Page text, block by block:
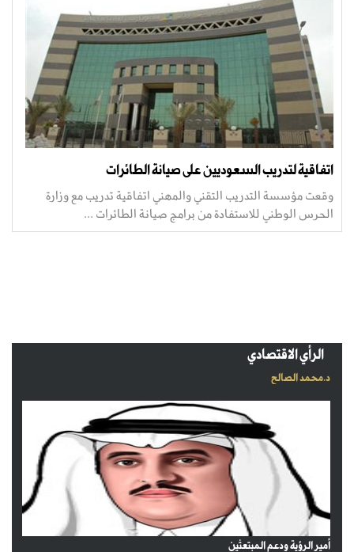
اتفاقية لتدريب السعوديين على صيانة الطائرات
وقعت مؤسسة التدريب التقني والمهني اتفاقية تدريب مع وزارة
الحرس الوطني للاستفادة من برامج صيانة الطائرات ...
الرأي الاقتصادي
د.محمد الصالح
أمير الرؤية ودعم المبتعثين